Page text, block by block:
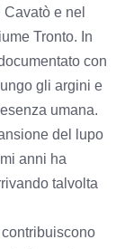
e nel
Tronto. In
con
gli argini e
umana.
del lupo
anni ha
talvolta